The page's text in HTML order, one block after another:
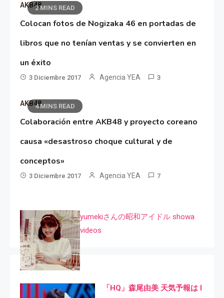
2 MINS READ
AKB48
Colocan fotos de Nogizaka 46 en portadas de
libros que no tenían ventas y se convierten en
un éxito
3 Diciembre 2017 Agencia YEA 3
4 MINS READ
AKB48
Colaboración entre AKB48 y proyecto coreano
causa «desastroso choque cultural y de
conceptos»
3 Diciembre 2017 Agencia YEA 7
yumekiさんの昭和アイドル showa
videos
「HQ」森尾由美 天気予報は I